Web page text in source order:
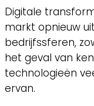
Digitale
markt opnieuw
bedrijfssferen,
het geval van
technologieën
ervan.